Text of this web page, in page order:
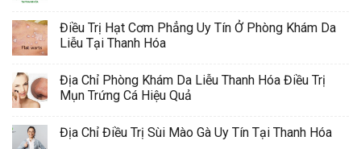
Điều Trị Hạt Cơm Phẳng Uy Tín Ở Phòng Khám Da
Liễu Tại Thanh Hóa
Địa Chỉ Phòng Khám Da Liễu Thanh Hóa Điều Trị
Mụn Trứng Cá Hiệu Quả
Địa Chỉ Điều Trị Sùi Mào Gà Uy Tín Tại Thanh Hóa